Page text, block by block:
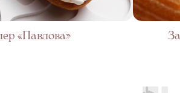
«Павлова»